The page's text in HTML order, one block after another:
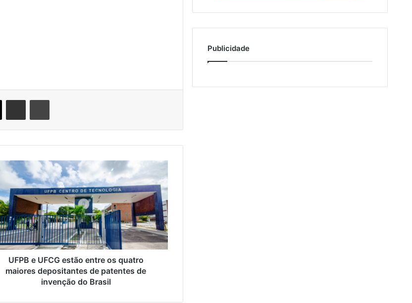
X Compartilhar via e-mail Imprimir
UFPB e UFCG estão entre os quatro
maiores depositantes de patentes de
invenção do Brasil
Publicidade